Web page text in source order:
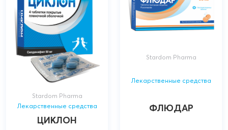
Stardom Pharma
Лекарственные средства
ЦИКЛОН
Stardom Pharma
Лекарственные средства
ФЛЮДАР